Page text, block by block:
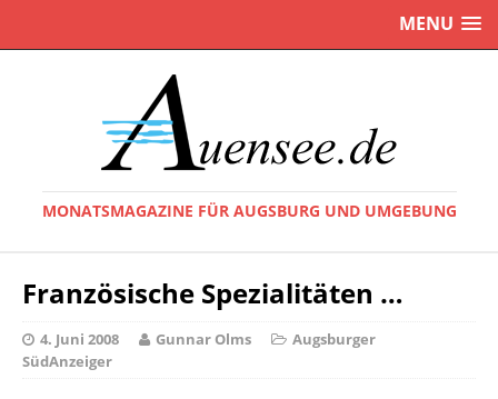
MENU
MONATSMAGAZINE FÜR AUGSBURG UND UMGEBUNG
Französische Spezialitäten …
4. Juni 2008 Gunnar Olms
Augsburger
SüdAnzeiger